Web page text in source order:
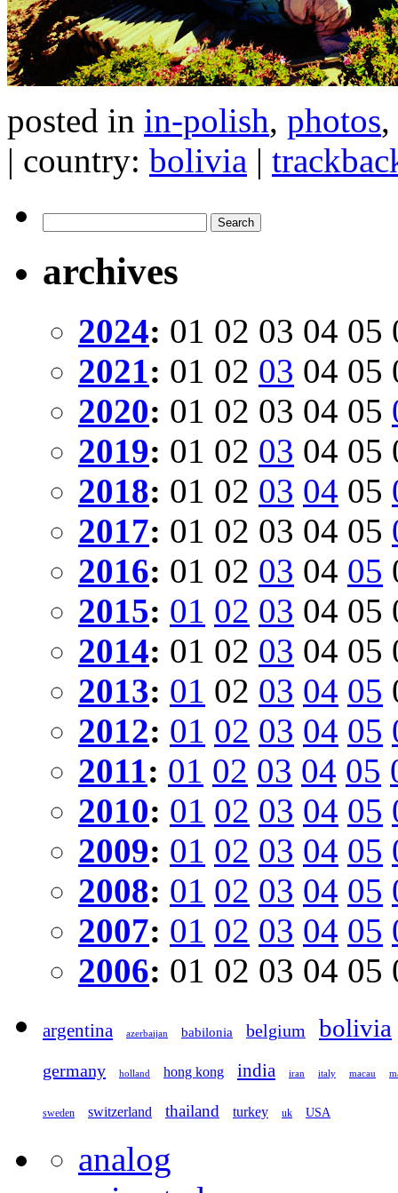
posted in in-polish, photos,
| country: bolivia |
archives
2024: 01 02 03 04 05
2021 : 01 02 03 04 05
2020: 01 02 03 04 05
2019: 01 02 03 04 05
2018: 01 02 03 04 05
2017: 01 02 03 04 05
2016: 01 02 03 04 05
2015: 01 02 03 04 05
2014: 01 02 03 04 05
2013: 01 02 03 04 05
2012: 01 02 03 04 05
2011 : 01 02 03 04 05
2010: 01 02 03 04 05
2009: 01 02 03 04 05
2008: 01 02 03 04 05
2007: 01 02 03 04 05
2006: 01 02 03 04 05
argentina azerbaijan babilonia belgium bolivia
germany holland hong kong india iran italy macau
sweden switzerland thailand turkey uk USA
analog